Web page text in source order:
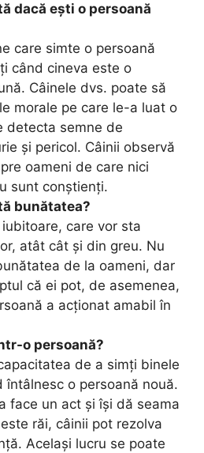
dacă ești o persoană
care simte o persoană
când cineva este o
Câinele dvs. poate să
morale pe care le-a luat o
detecta semne de
și pericol. Câinii observă
oameni de care nici
sunt conștienți.
bunătatea?
care vor sta
atât cât și din greu. Nu
de la oameni, dar
că ei pot, de asemenea,
a acționat amabil în
o persoană?
de a simți binele
întâlnesc o persoană nouă.
face un act și își dă seama
răi, câinii pot rezolva
Același lucru se poate